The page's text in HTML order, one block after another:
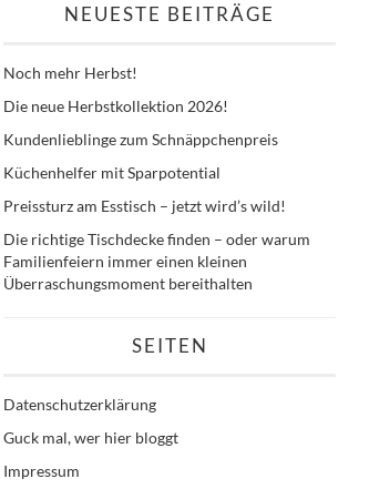
NEUESTE BEITRÄGE
Noch mehr Herbst!
Die neue Herbstkollektion 2026!
Kundenlieblinge zum Schnäppchenpreis
Küchenhelfer mit Sparpotential
Preissturz am Esstisch – jetzt wird’s wild!
Die richtige Tischdecke finden – oder warum
Familienfeiern immer einen kleinen
Überraschungsmoment bereithalten
SEITEN
Datenschutzerklärung
Guck mal, wer hier bloggt
Impressum